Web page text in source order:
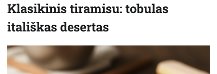
Klasikinis tiramisu: tobulas
itališkas desertas